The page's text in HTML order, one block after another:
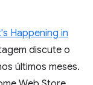
Happening in
discute o
últimos meses.